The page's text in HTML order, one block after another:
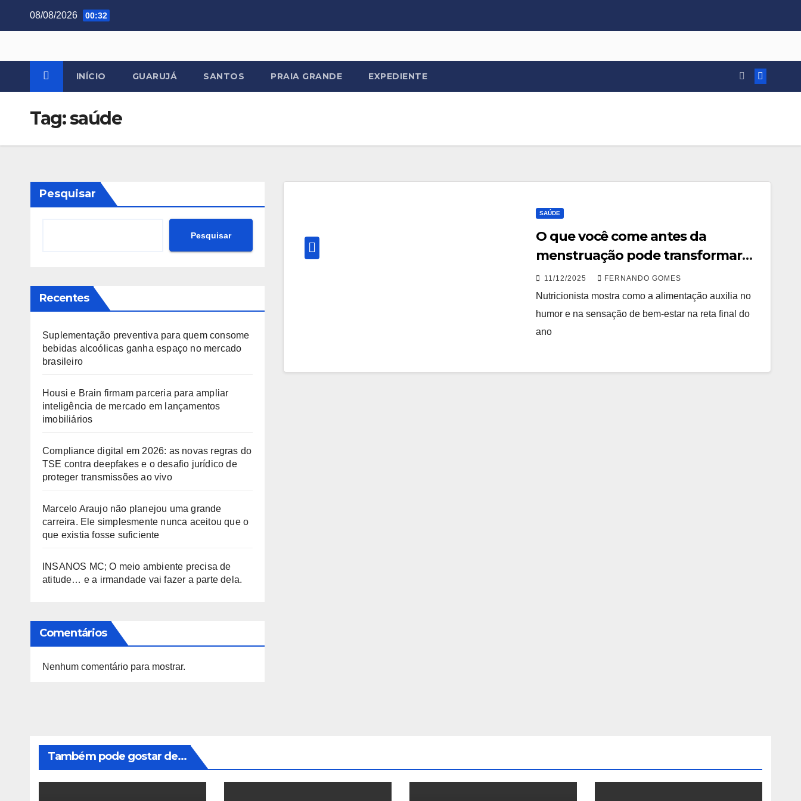
08/08/2026 00:32
INÍCIO GUARUJÁ SANTOS PRAIA GRANDE EXPEDIENTE
Tag:saúde
Pesquisar
Pesquisar
Recentes
Suplementação preventiva para quem consome
bebidas alcoólicas ganha espaço no mercado
brasileiro
Housi e Brain firmam parceria para ampliar
inteligência de mercado em lançamentos
imobiliários
Compliance digital em 2026: as novas regras do
TSE contra deepfakes e o desafio jurídico de
proteger transmissões ao vivo
Marcelo Araujo não planejou uma grande
carreira. Ele simplesmente nunca aceitou que o
que existia fosse suficiente
INSANOS MC; O meio ambiente precisa de
atitude… e a irmandade vai fazer a parte dela.
Comentários
Nenhum comentário para mostrar.
SAÚDE
O que você come antes da
menstruação pode transformar
sua TPM?
11/12/2025 FERNANDO GOMES
Nutricionista mostra como a alimentação auxilia no
humor e na sensação de bem-estar na reta final do
ano
Também pode gostar de...